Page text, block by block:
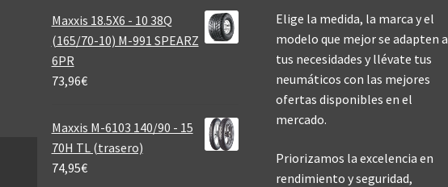
Maxxis 18.5X6 - 10 38Q
(165/70-10) M-991 SPEARZ
6PR
73,96€
Maxxis M-6103 140/90 - 15
70H TL (trasero)
74,95€
Elige la medida, la marca y el
modelo que mejor se adapten a
tus necesidades y llévate tus
neumáticos con las mejores
ofertas disponibles en el
mercado.
Priorizamos la excelencia en
rendimiento y seguridad,